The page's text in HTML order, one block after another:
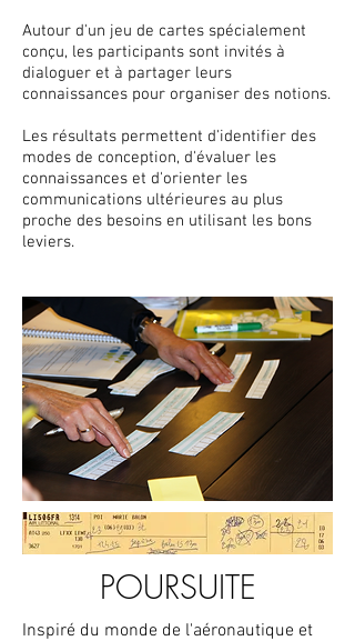
Autour d'un jeu de cartes spécialement
conçu, les participants sont invités à
dialoguer et à partager leurs
connaissances pour organiser des notions.
Les résultats permettent d'identifier des
modes de conception, d'évaluer les
connaissances et d'orienter les
communications ultérieures au plus
proche des besoins en utilisant les bons
leviers.
Inspiré du monde de l'aéronautique et
POURSUITE